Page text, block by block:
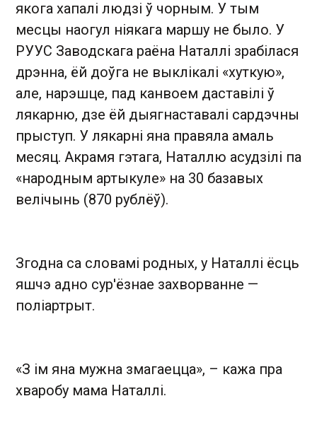
якога хапалі людзі ў чорным. У тым
месцы наогул ніякага маршу не было. У
РУУС Заводскага раёна Наталлі зрабілася
дрэнна, ёй доўга не выклікалі «хуткую»,
але, нарэшце, пад канвоем даставілі ў
лякарню, дзе ёй дыягнаставалі сардэчны
прыступ. У лякарні яна правяла амаль
месяц. Акрамя гэтага, Наталлю асудзілі па
«народным артыкуле» на 30 базавых
велічынь (870 рублёў).
Згодна са словамі родных, у Наталлі ёсць
яшчэ адно сур'ёзнае захворванне —
поліартрыт.
«З ім яна мужна змагаецца», – кажа пра
хваробу мама Наталлі.